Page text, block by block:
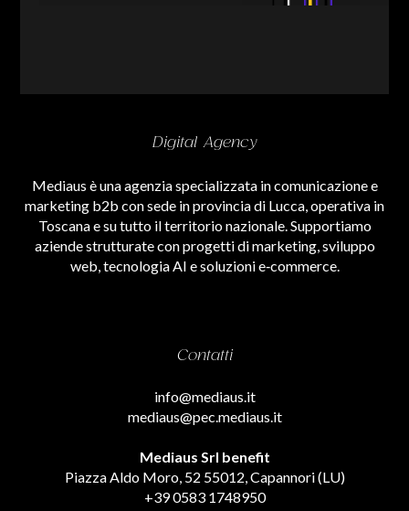
Digital Agency
Mediaus è una agenzia specializzata in comunicazione e
marketing b2b con sede in provincia di Lucca, operativa in
Toscana e su tutto il territorio nazionale. Supportiamo
aziende strutturate con progetti di marketing, sviluppo
web, tecnologia AI e soluzioni e‑commerce.
Contatti
info@mediaus.it
mediaus@pec.mediaus.it
Mediaus Srl benefit
Piazza Aldo Moro, 52 55012, Capannori (LU)
+39 0583 1748950